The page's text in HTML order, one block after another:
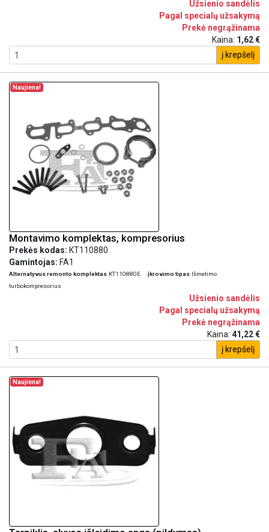
Užsienio sandėlis
Pagal specialų užsakymą
Prekė negrąžinama
Kaina: 1,62 €
į krepšelį
Naujiena!
Montavimo komplektas, kompresorius
Prekės kodas: KT110880
Gamintojas: FA1
Alternatyvus remonto komplektas KT110880E įkrovimo tipas Išmetimo
turbokompresorius
Užsienio sandėlis
Pagal specialų užsakymą
Prekė negrąžinama
Kaina: 41,22 €
į krepšelį
Naujiena!